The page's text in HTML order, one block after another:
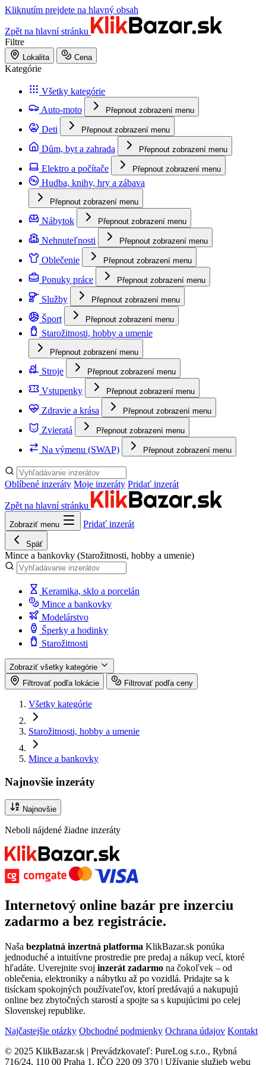
Kliknutím prejdete na hlavný obsah
Zpět na hlavní stránku
Filtre
Lokalita Cena
Kategórie
Všetky kategórie
Auto-moto
Přepnout zobrazení menu
Deti Přepnout zobrazení menu
Dům, byt a zahrada Přepnout zobrazení menu
Elektro a počítače Přepnout zobrazení menu
Hudba, knihy, hry a zábava
Přepnout zobrazení menu
Nábytok Přepnout zobrazení menu
Nehnuteľnosti Přepnout zobrazení menu
Oblečenie Přepnout zobrazení menu
Ponuky práce Přepnout zobrazení menu
Služby Přepnout zobrazení menu
Šport Přepnout zobrazení menu
Starožitnosti, hobby a umenie
Přepnout zobrazení menu
Stroje Přepnout zobrazení menu
Vstupenky Přepnout zobrazení menu
Zdravie a krása Přepnout zobrazení menu
Zvieratá Přepnout zobrazení menu
Na výmenu (SWAP) Přepnout zobrazení menu
Oblíbené inzeráty Moje inzeráty Pridať inzerát
Zpět na hlavní stránku
Zobraziť menu Pridať inzerát
Späť
Mince a bankovky (Starožitnosti, hobby a umenie)
Keramika, sklo a porcelán
Mince a bankovky
Modelárstvo
Šperky a hodinky
Starožitnosti
Zobraziť všetky kategórie
Filtrovať podľa lokácie
Filtrovať podľa ceny
Všetky kategórie
Starožitnosti, hobby a umenie
Mince a bankovky
Najnovšie inzeráty
Najnovšie
Neboli nájdené žiadne inzeráty
Internetový online bazár pre inzerciu
zadarmo a bez registrácie.
Naša bezplatná inzertná platforma KlikBazar.sk ponúka
jednoduché a intuitívne prostredie pre predaj a nákup vecí, ktoré
hľadáte. Uverejnite svoj inzerát zadarmo na čokoľvek – od
oblečenia, elektroniky a nábytku až po vozidlá. Pridajte sa k
tisíckam spokojných používateľov, ktorí predávajú a nakupujú
online bez zbytočných starostí a spojte sa s kupujúcimi po celej
Slovenskej republike.
Najčastejšie otázky Obchodné podmienky Ochrana údajov Kontakt
© 2025 KlikBazar.sk | Prevádzkovateľ: PureLog s.r.o., Rybná
716/24, 110 00 Praha 1, IČO 220 09 370 | Užívanie služieb webu